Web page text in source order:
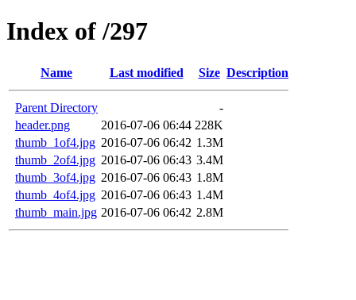
Index of /297
Name Last modified Size Description
Parent Directory
-
header.png
2016-07-06 06:44 228K
thumb_1of4.jpg 2016-07-06 06:42 1.3M
thumb_2of4.jpg 2016-07-06 06:43 3.4M
thumb_3of4.jpg 2016-07-06 06:43 1.8M
thumb_4of4.jpg 2016-07-06 06:43 1.4M
thumb_main.jpg 2016-07-06 06:42 2.8M